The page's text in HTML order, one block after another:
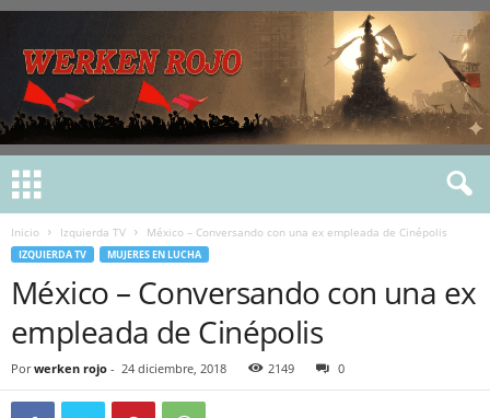
Inicio Izquierda TV México – Conversando con una ex empleada de Cinépolis
IZQUIERDA TV MUJERES EN LUCHA
México – Conversando con una ex
empleada de Cinépolis
Por werken rojo - 24 diciembre, 2018 2149 0